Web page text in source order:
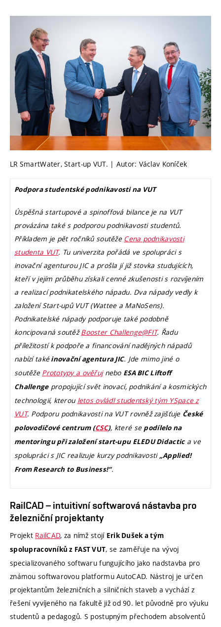
LR SmartWater, Start-up VUT. | Autor: Václav Koníček
Podpora studentské podnikavosti na VUT
Úspěšná startupové a spinoffová bilance je na VUT
provázána také s podporou podnikavosti studentů.
Příkladem je pět ročníků soutěže Cena podnikavosti
studenta VUT. Tu univerzita pořádá ve spolupráci s
inovační agenturou JIC a prošla jí již stovka studujících,
kteří v jejím průběhu získali cenné zkušenosti s rozvíjením
a realizací podnikatelského nápadu. Dva nápady vedly k
založení Start-upů VUT (Wattee a MaNoSens).
Podnikatelské nápady podporuje také podobně
koncipovaná soutěžBooster Challenge@FIT. Řadu
příležitostí k podpoře a financování nadějných nápadů
nabízí takéinovační agentura JIC. Jde mimo jiné o
soutěže Prototypy a ověřujnebo ESA BIC Liftoff
Challengepropojující svět inovací, podnikání a kosmických
technologií, kterou letos ovládl studentský tým YSpace z
VUT. Podporu podnikavosti na VUT rovněž zajišťuje České
polovodičové centrum (CSC), které se podílelo na
mentoringu při založení start-upu ELEDU Didactica ve
spolupráci s JIC realizuje kurzy podnikavosti „Applied!
From Research to Business!“.
RailCAD – intuitivní softwarová nástavba pro
železniční projektanty
Projekt RailCAD, za nímž stojí Erik Dušek a tým
spolupracovníků z FAST VUT, se zaměřuje na vývoj
specializovaného softwaru fungujícího jako nadstavba pro
známou softwarovou platformu AutoCAD. Nástroj je určen
projektantům železničních a silničních staveb a vychází z
řešení vyvíjeného na fakultě již od 90. let původně pro výuku
studentů a pedagogů. S postupným přechodem absolventů